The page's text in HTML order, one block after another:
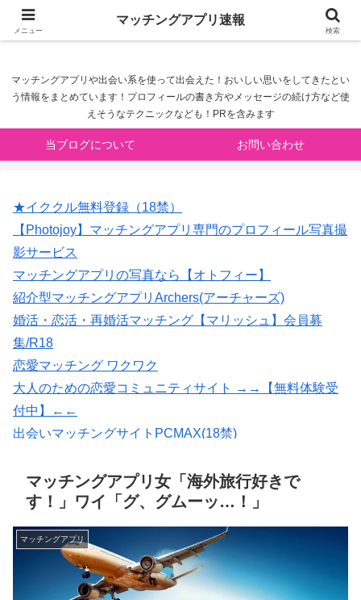
マッチングアプリ速報
マッチングアプリや出会い系を使って出会えた！おいしい思いをしてきたとい
う情報をまとめています！プロフィールの書き方やメッセージの続け方など使
えそうなテクニックなども！PRを含みます
当ブログについて お問い合わせ
★イククル無料登録（18禁）
【Photojoy】マッチングアプリ専門のプロフィール写真撮
影サービス
マッチングアプリの写真なら【オトフィー】
紹介型マッチングアプリArchers(アーチャーズ)
婚活・恋活・再婚活マッチング【マリッシュ】会員募
集/R18
恋愛マッチング ワクワク
大人のための恋愛コミュニティサイト →→【無料体験受
付中】←←
出会いマッチングサイトPCMAX(18禁)
会員数は国内最大級の180万人を突破！【paters】
マッチングアプリ女「海外旅行好きで
す！」ワイ「グ、グムーッ…！」
マッチングアプリ
メニュー
マッチングアプリ速報
検索